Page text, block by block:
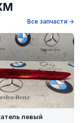
Все запчасти →
левый